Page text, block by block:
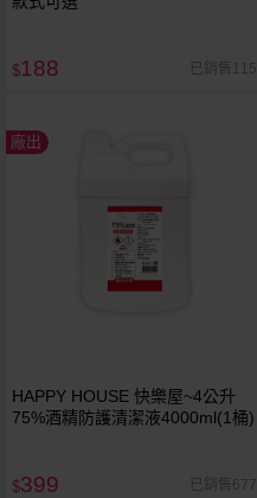
$188 已銷售115
廠出
HAPPY HOUSE 快樂屋~4公升
75%酒精防護清潔液4000ml(1桶)
$399 已銷售677